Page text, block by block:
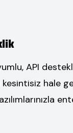
API
kesintisiz hale